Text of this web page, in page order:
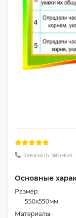
Заказать звонок
Основные
Размер:
550x550мм
Материалы: